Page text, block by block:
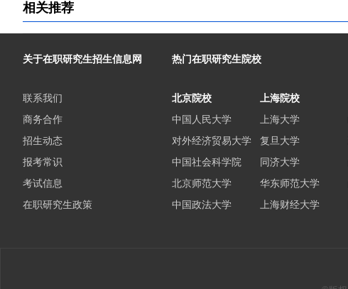
相关推荐
关于在职研究生招生信息网
联系我们
商务合作
招生动态
报考常识
考试信息
在职研究生政策
热门在职研究生院校
北京院校
中国人民大学
对外经济贸易大学
中国社会科学院
北京师范大学
中国政法大学
上海院校
上海大学
复旦大学
同济大学
华东师范大学
上海财经大学